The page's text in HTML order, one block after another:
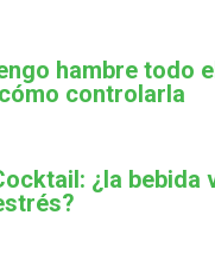
hambre todo
controlarla
¿la bebida